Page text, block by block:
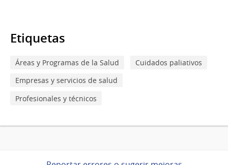
Etiquetas
Áreas y Programas de la Salud
Cuidados paliativos
Empresas y servicios de salud
Profesionales y técnicos